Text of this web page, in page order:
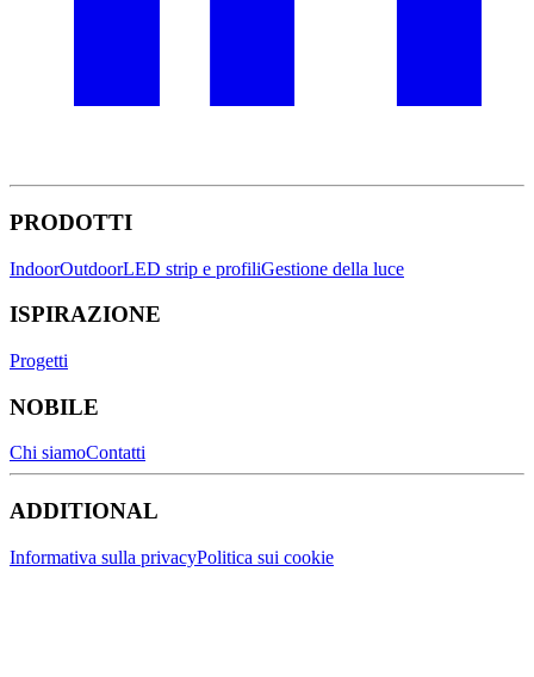
PRODOTTI
IndoorOutdoorLED strip e profiliGestione della luce
ISPIRAZIONE
Progetti
NOBILE
Chi siamoContatti
ADDITIONAL
Informativa sulla privacyPolitica sui cookie